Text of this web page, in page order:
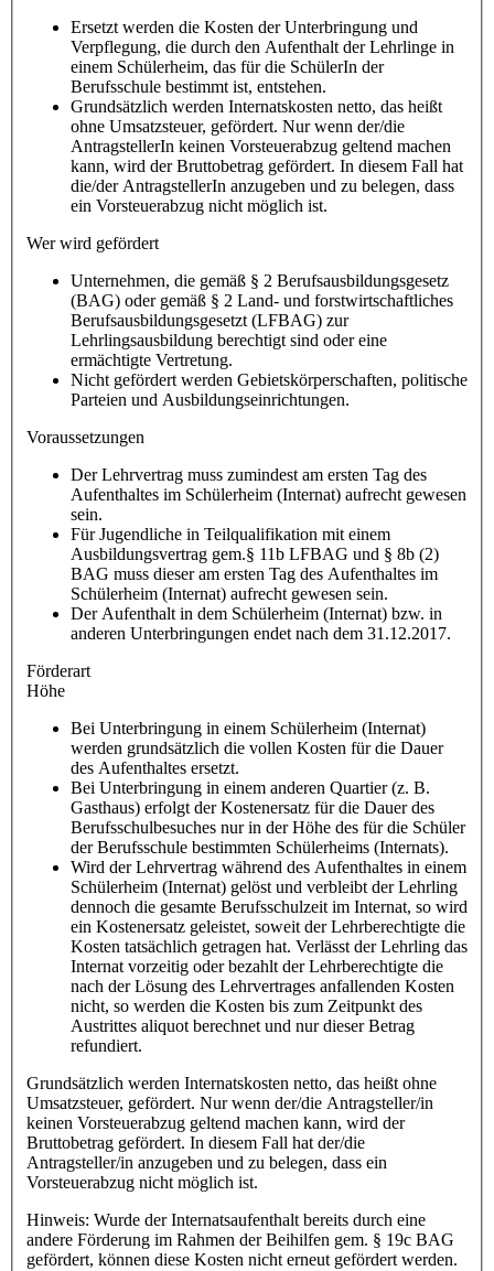
Ersetzt werden die Kosten der Unterbringung und
Verpflegung, die durch den Aufenthalt der Lehrlinge in
einem Schülerheim, das für die SchülerIn der
Berufsschule bestimmt ist, entstehen.
Grundsätzlich werden Internatskosten netto, das heißt
ohne Umsatzsteuer, gefördert. Nur wenn der/die
AntragstellerIn keinen Vorsteuerabzug geltend machen
kann, wird der Bruttobetrag gefördert. In diesem Fall hat
die/der AntragstellerIn anzugeben und zu belegen, dass
ein Vorsteuerabzug nicht möglich ist.
Wer wird gefördert
Unternehmen, die gemäß § 2 Berufsausbildungsgesetz
(BAG) oder gemäß § 2 Land- und forstwirtschaftliches
Berufsausbildungsgesetzt (LFBAG) zur
Lehrlingsausbildung berechtigt sind oder eine
ermächtigte Vertretung.
Nicht gefördert werden Gebietskörperschaften, politische
Parteien und Ausbildungseinrichtungen.
Voraussetzungen
Der Lehrvertrag muss zumindest am ersten Tag des
Aufenthaltes im Schülerheim (Internat) aufrecht gewesen
sein.
Für Jugendliche in Teilqualifikation mit einem
Ausbildungsvertrag gem.§ 11b LFBAG und § 8b (2)
BAG muss dieser am ersten Tag des Aufenthaltes im
Schülerheim (Internat) aufrecht gewesen sein.
Der Aufenthalt in dem Schülerheim (Internat) bzw. in
anderen Unterbringungen endet nach dem 31.12.2017.
Förderart
Höhe
Bei Unterbringung in einem Schülerheim (Internat)
werden grundsätzlich die vollen Kosten für die Dauer
des Aufenthaltes ersetzt.
Bei Unterbringung in einem anderen Quartier (z. B.
Gasthaus) erfolgt der Kostenersatz für die Dauer des
Berufsschulbesuches nur in der Höhe des für die Schüler
der Berufsschule bestimmten Schülerheims (Internats).
Wird der Lehrvertrag während des Aufenthaltes in einem
Schülerheim (Internat) gelöst und verbleibt der Lehrling
dennoch die gesamte Berufsschulzeit im Internat, so wird
ein Kostenersatz geleistet, soweit der Lehrberechtigte die
Kosten tatsächlich getragen hat. Verlässt der Lehrling das
Internat vorzeitig oder bezahlt der Lehrberechtigte die
nach der Lösung des Lehrvertrages anfallenden Kosten
nicht, so werden die Kosten bis zum Zeitpunkt des
Austrittes aliquot berechnet und nur dieser Betrag
refundiert.
Grundsätzlich werden Internatskosten netto, das heißt ohne
Umsatzsteuer, gefördert. Nur wenn der/die Antragsteller/in
keinen Vorsteuerabzug geltend machen kann, wird der
Bruttobetrag gefördert. In diesem Fall hat der/die
Antragsteller/in anzugeben und zu belegen, dass ein
Vorsteuerabzug nicht möglich ist.
Hinweis: Wurde der Internatsaufenthalt bereits durch eine
andere Förderung im Rahmen der Beihilfen gem. § 19c BAG
gefördert, können diese Kosten nicht erneut gefördert werden.